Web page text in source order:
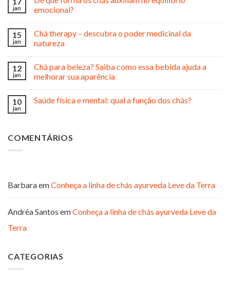
jan
emocional?
15
jan
Chá therapy – descubra o poder medicinal da
natureza
12
jan
Chá para beleza? Saiba como essa bebida ajuda a
melhorar sua aparência
10
jan
Saúde física e mental: qual a função dos chás?
COMENTÁRIOS
BarbaraemConheça a linha de chás ayurveda Leve da Terra
Andréa Santos emConheça a linha de chás ayurveda Leve da
Terra
CATEGORIAS